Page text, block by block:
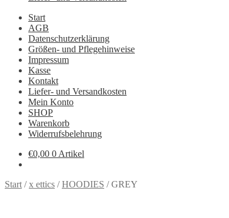
Start
AGB
Datenschutzerklärung
Größen- und Pflegehinweise
Impressum
Kasse
Kontakt
Liefer- und Versandkosten
Mein Konto
SHOP
Warenkorb
Widerrufsbelehrung
€0,00 0 Artikel
Start /x ettics /HOODIES /GREY